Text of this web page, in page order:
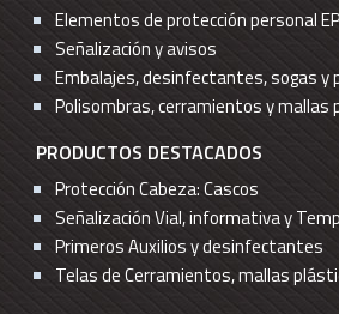
Elementos de protección personal
Señalización y avisos
Embalajes, desinfectantes, sogas y
Polisombras, cerramientos y mallas
PRODUCTOS DESTACADOS
Protección Cabeza: Cascos
Señalización Vial, informativa y
Primeros Auxilios y desinfectantes
Telas de Cerramientos, mallas